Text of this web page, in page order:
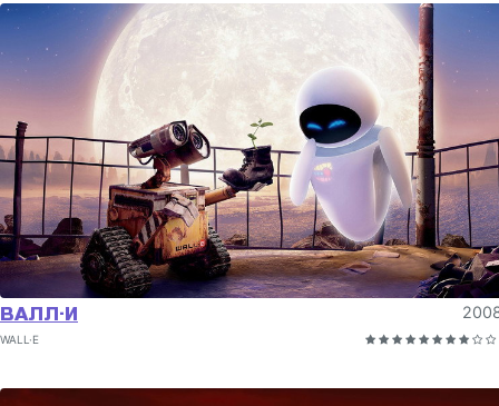
ВАЛЛ·И
WALL·E